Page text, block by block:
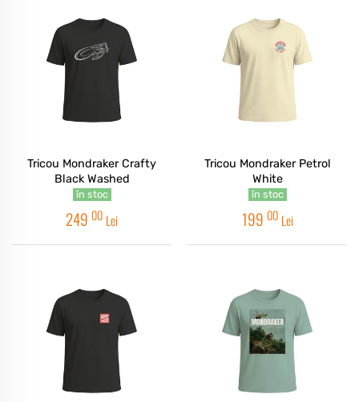
Tricou Mondraker Crafty
Black Washed
în stoc
249 00 Lei
Tricou Mondraker Petrol
White
în stoc
199 00 Lei